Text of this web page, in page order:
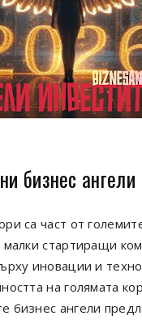
бизнес ангели
са част от
малки стартиращи
иновации и
на голямата
бизнес ангели